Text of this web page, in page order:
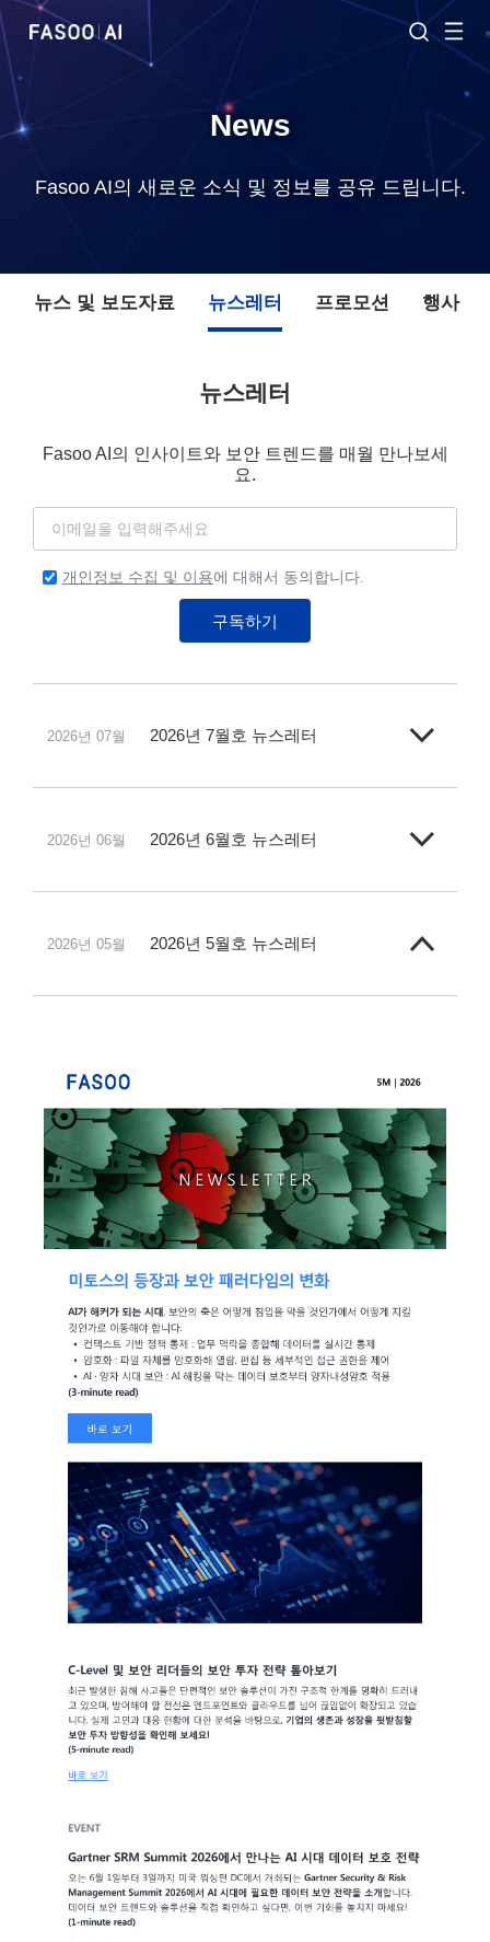
News
Fasoo AI의 새로운 소식 및 정보를 공유 드립니다.
뉴스 및 보도자료 뉴스레터 프로모션 행사
뉴스레터
Fasoo AI의 인사이트와 보안 트렌드를 매월 만나보세
요.
개인정보 수집 및 이용에 대해서 동의합니다.
구독하기
2026년 07월 2026년 7월호 뉴스레터
2026년 06월 2026년 6월호 뉴스레터
2026년 05월 2026년 5월호 뉴스레터